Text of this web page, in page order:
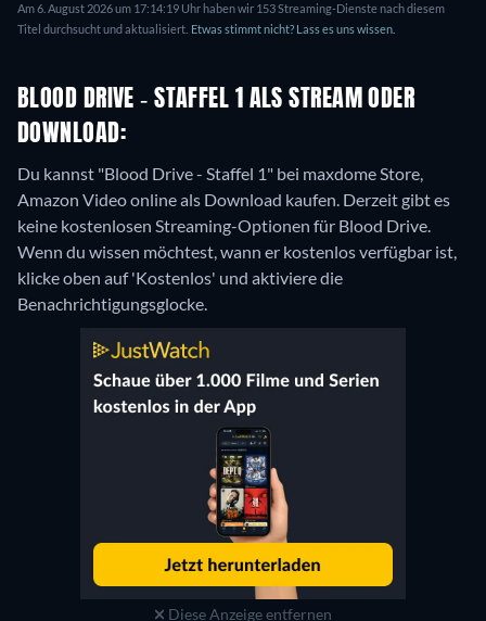
Am 6. August 2026 um 17:14:19 Uhr haben wir 153 Streaming-Dienste nach diesem
Titel durchsucht und aktualisiert. Etwas stimmt nicht? Lass es uns wissen.
BLOOD DRIVE - STAFFEL 1 ALS STREAM ODER
DOWNLOAD:
Du kannst "Blood Drive - Staffel 1" bei maxdome Store,
Amazon Video online als Download kaufen. Derzeit gibt es
keine kostenlosen Streaming-Optionen für Blood Drive.
Wenn du wissen möchtest, wann er kostenlos verfügbar ist,
klicke oben auf 'Kostenlos' und aktiviere die
Benachrichtigungsglocke.
Diese Anzeige entfernen